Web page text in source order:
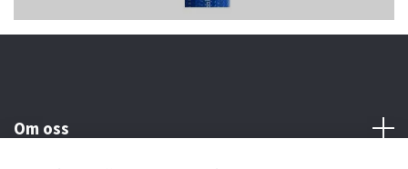
Om oss